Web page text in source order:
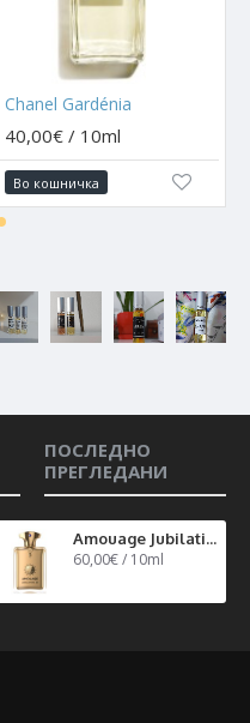
Chanel Gardénia
40,00€ / 10ml
Во кошничка
ПОСЛЕДНО
ПРЕГЛЕДАНИ
Amouage Jubilation 40
60,00€ / 10ml